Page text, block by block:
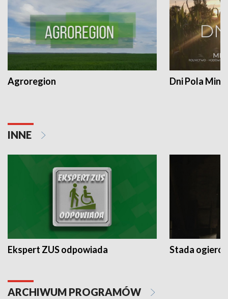
Agroregion Dni Pola
INNE
Ekspert ZUS odpowiada Stada
ARCHIWUM PROGRAMÓW